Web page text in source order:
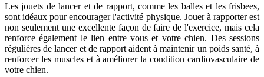
Les jouets de lancer et de rapport, comme les balles et les frisbees,
sont idéaux pour encourager l'activité physique. Jouer à rapporter est
non seulement une excellente façon de faire de l'exercice, mais cela
renforce également le lien entre vous et votre chien. Des sessions
régulières de lancer et de rapport aident à maintenir un poids santé, à
renforcer les muscles et à améliorer la condition cardiovasculaire de
votre chien.